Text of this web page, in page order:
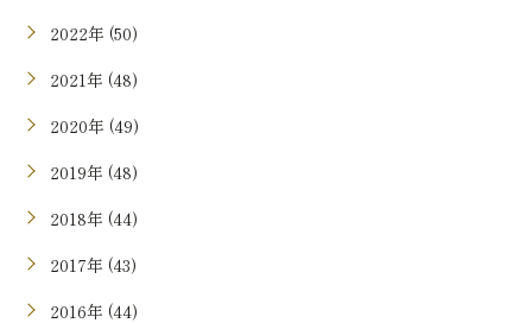
2022年 (50)
2021年 (48)
2020年 (49)
2019年 (48)
2018年 (44)
2017年 (43)
2016年 (44)